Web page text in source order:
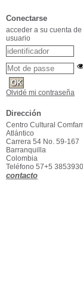
Conectarse
acceder a su cuenta de
usuario
Olvidé mi contraseña
Dirección
Centro Cultural
Atlántico
Carrera 54 No. 59-167
Barranquilla
Colombia
Teléfono 57+5 3853930
contacto